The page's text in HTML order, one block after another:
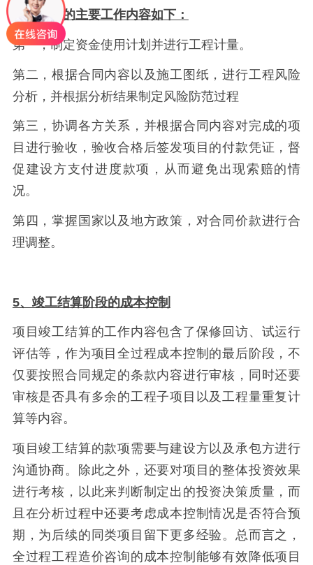
施工阶段的主要工作内容如下：
第一，制定资金使用计划并进行工程计量。
第二，根据合同内容以及施工图纸，进行工程风险
分析，并根据分析结果制定风险防范过程
第三，协调各方关系，并根据合同内容对完成的项
目进行验收，验收合格后签发项目的付款凭证，督
促建设方支付进度款项，从而避免出现索赔的情
况。
第四，掌握国家以及地方政策，对合同价款进行合
理调整。
5、竣工结算阶段的成本控制
项目竣工结算的工作内容包含了保修回访、试运行
评估等，作为项目全过程成本控制的最后阶段，不
仅要按照合同规定的条款内容进行审核，同时还要
审核是否具有多余的工程子项目以及工程量重复计
算等内容。
项目竣工结算的款项需要与建设方以及承包方进行
沟通协商。除此之外，还要对项目的整体投资效果
进行考核，以此来判断制定出的投资决策质量，而
且在分析过程中还要考虑成本控制情况是否符合预
期，为后续的同类项目留下更多经验。总而言之，
全过程工程造价咨询的成本控制能够有效降低项目